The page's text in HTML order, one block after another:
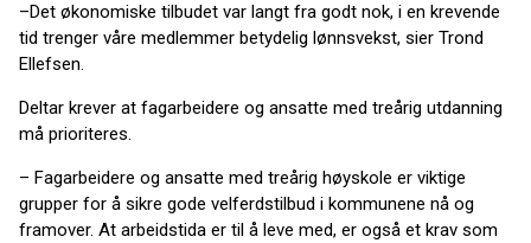
–Det økonomiske tilbudet var langt fra godt nok, i en krevende
tid trenger våre medlemmer betydelig lønnsvekst, sier Trond
Ellefsen.
Deltar krever at fagarbeidere og ansatte med treårig utdanning
må prioriteres.
– Fagarbeidere og ansatte med treårig høyskole er viktige
grupper for å sikre gode velferdstilbud i kommunene nå og
framover. At arbeidstida er til å leve med, er også et krav som